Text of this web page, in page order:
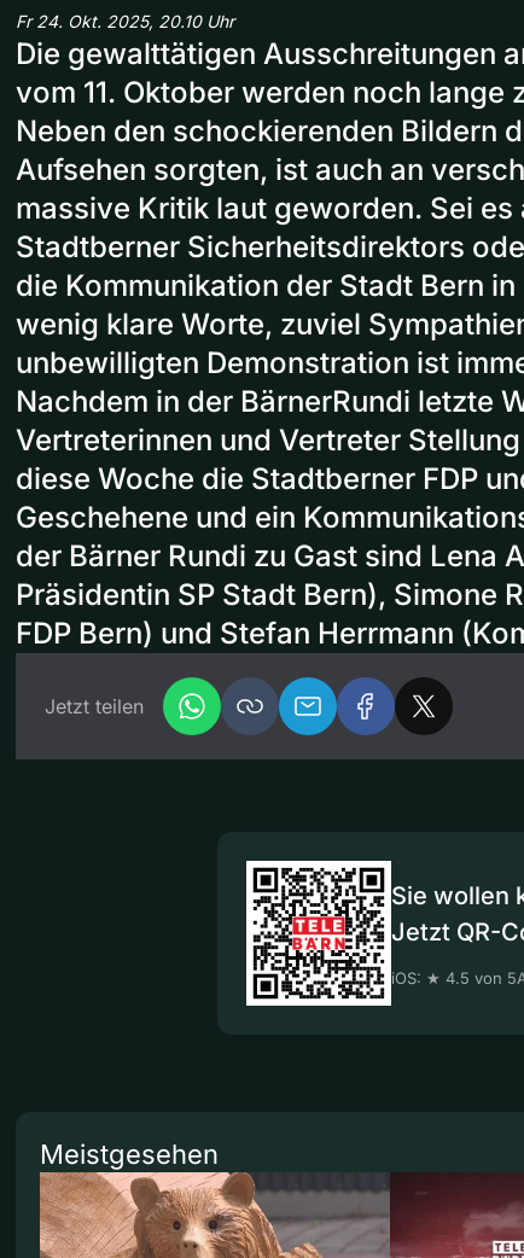
Fr 24. Okt. 2025, 20.10 Uhr
Die gewalttätigen Ausschreitungen
vom 11. Oktober werden noch lange
Neben den schockierenden Bildern
Aufsehen sorgten, ist auch an
massive Kritik laut geworden. Sei es
Stadtberner Sicherheitsdirektors
die Kommunikation der Stadt Bern in
wenig klare Worte, zuviel
unbewilligten Demonstration ist
Nachdem in der BärnerRundi letzte
Vertreterinnen und Vertreter
diese Woche die Stadtberner FDP
Geschehene und ein
der Bärner Rundi zu Gast sind Lena
Präsidentin SP Stadt Bern), Simone
FDP Bern) und Stefan Herrmann
Jetzt teilen
Sie wollen
Jetzt QR-
iOS: ★ 4.5 von 5
Meistgesehen